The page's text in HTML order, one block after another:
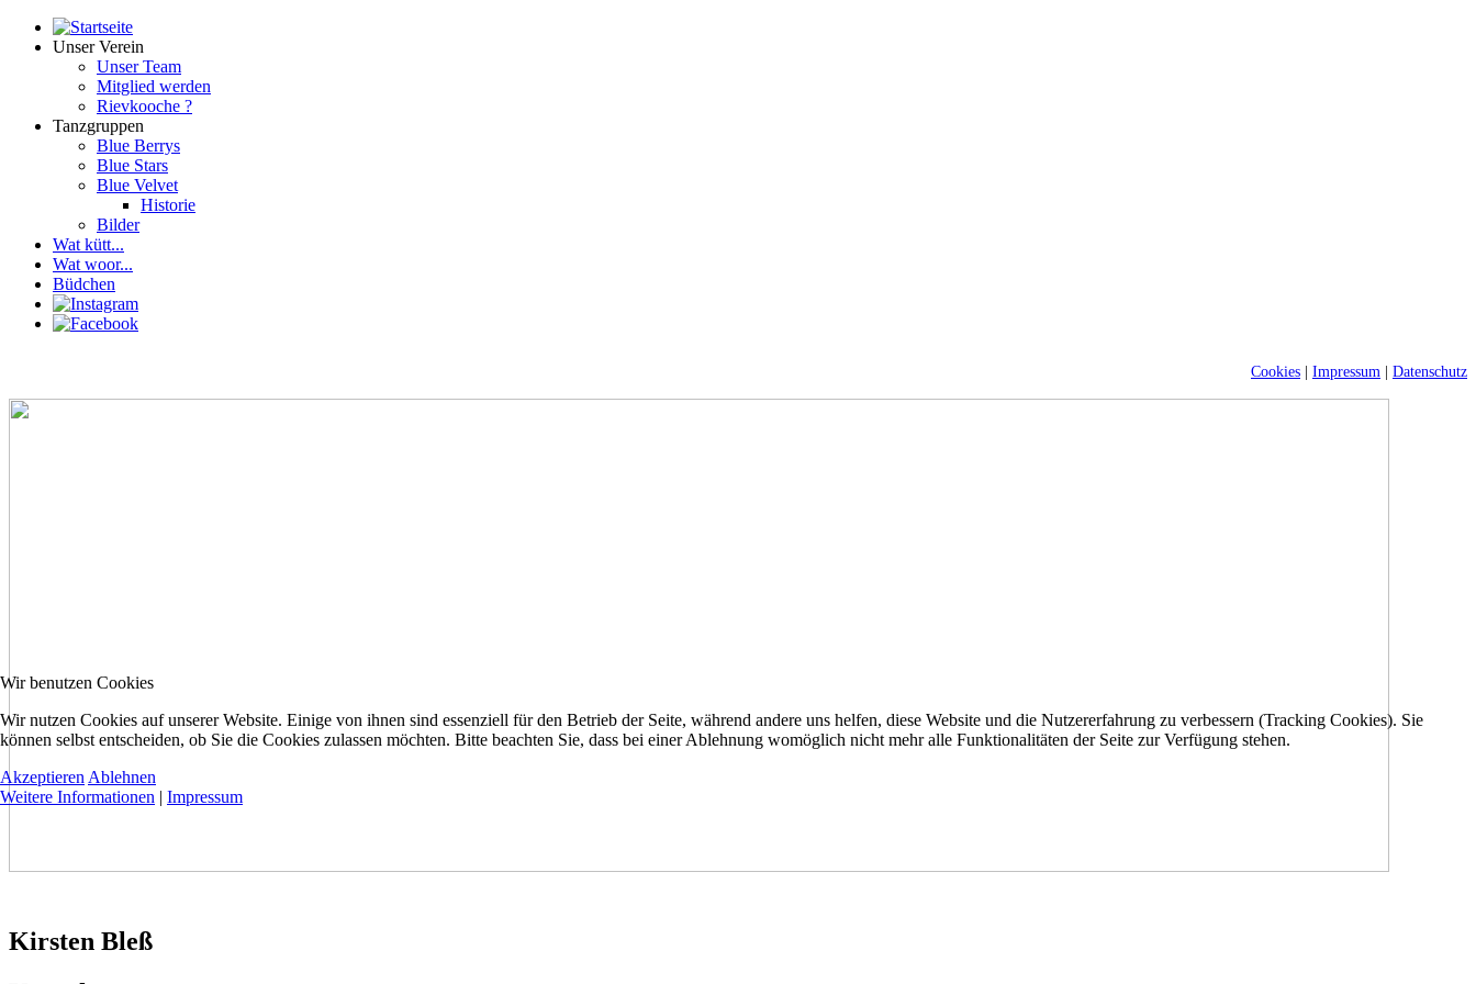
Unser Verein
Unser Team
Mitglied werden
Rievkooche ?
Tanzgruppen
Blue Berrys
Blue Stars
Blue Velvet
Historie
Bilder
Wat kütt...
Wat woor...
Büdchen
Cookies Impressum Datenschutz
Kirsten Bleß
Wir benutzen Cookies
Wir nutzen Cookies auf unserer Website. Einige von ihnen sind essenziell für den Betrieb der Seite, während andere uns helfen, diese Website und die Nutzererfahrung zu verbessern (Tracking Cookies). Sie
können selbst entscheiden, ob Sie die Cookies zulassen möchten. Bitte beachten Sie, dass bei einer Ablehnung womöglich nicht mehr alle Funktionalitäten der Seite zur Verfügung stehen.
Akzeptieren Ablehnen
Weitere Informationen | Impressum